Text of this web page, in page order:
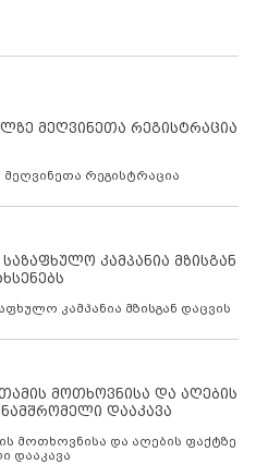
მეღვინეთა რეგისტრაცია
მეღვინეთა რეგისტრაცია
კამპანია მზისგან
კამპანია მზისგან დაცვის
მოთხოვნისა და აღების
დააკავა
დააკავა